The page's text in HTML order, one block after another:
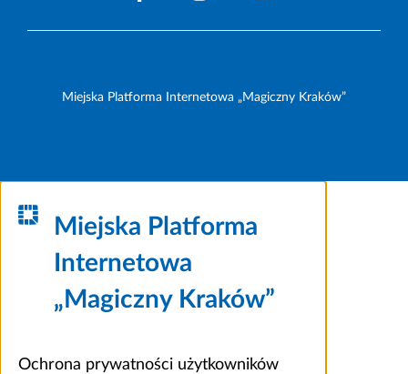
Miejska Platforma Internetowa „Magiczny Kraków”
Miejska Platforma
Internetowa
„Magiczny Kraków”
Ochrona prywatności użytkowników